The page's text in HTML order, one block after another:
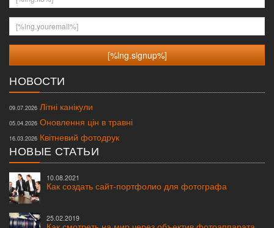
[%lng.youremail%]
НОВОСТИ
09.07.2026 Літні канікули
05.04.2026 Оновлення цін в травні
16.03.2026 Квітневий фотодрук
НОВЫЕ СТАТЬИ
10.08.2021
Как создать сайт-портфолио для фотографа
25.02.2019